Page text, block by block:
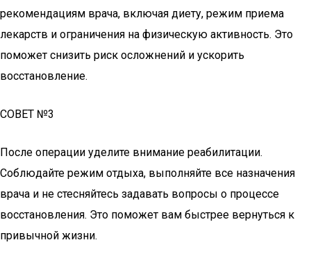
рекомендациям врача, включая диету, режим приема
лекарств и ограничения на физическую активность. Это
поможет снизить риск осложнений и ускорить
восстановление.
СОВЕТ №3
После операции уделите внимание реабилитации.
Соблюдайте режим отдыха, выполняйте все назначения
врача и не стесняйтесь задавать вопросы о процессе
восстановления. Это поможет вам быстрее вернуться к
привычной жизни.